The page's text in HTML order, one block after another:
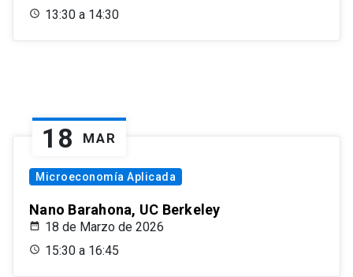
13:30 a 14:30
18 MAR
Microeconomía Aplicada
Nano Barahona, UC Berkeley
18 de Marzo de 2026
15:30 a 16:45